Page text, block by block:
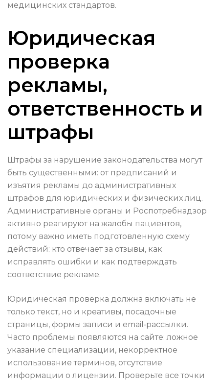
медицинских стандартов.
Юридическая
проверка
рекламы,
ответственность и
штрафы
Штрафы за нарушение законодательства могут
быть существенными: от предписаний и
изъятия рекламы до административных
штрафов для юридических и физических лиц.
Административные органы и Роспотребнадзор
активно реагируют на жалобы пациентов,
потому важно иметь подготовленную схему
действий: кто отвечает за отзывы, как
исправлять ошибки и как подтверждать
соответствие рекламе.
Юридическая проверка должна включать не
только текст, но и креативы, посадочные
страницы, формы записи и email‑рассылки.
Часто проблемы появляются на сайте: ложное
указание специализации, некорректное
использование терминов, отсутствие
информации о лицензии. Проверьте все точки